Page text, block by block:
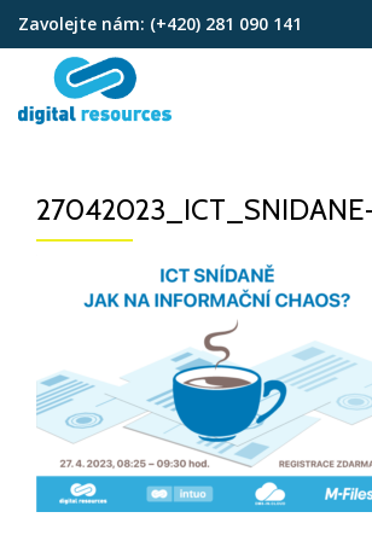
Přeskočit
obsah
Zavolejte nám: (+420) 281 090 141